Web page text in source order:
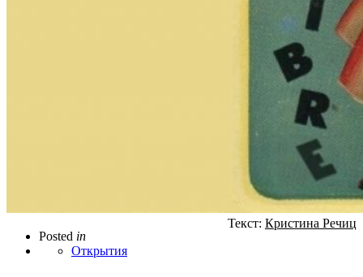
Posted in
Открытия
Текст: Кристина Речиц